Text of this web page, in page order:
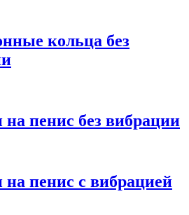
кольца без
пенис без вибрации
на пенис с вибрацией